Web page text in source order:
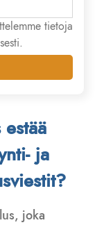
tietoja
ja
joka